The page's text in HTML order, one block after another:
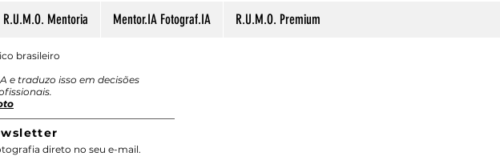
R.U.M.O. Mentoria Mentor.IA Fotograf.IA R.U.M.O. Premium
brasileiro
e traduzo isso em decisões
direto no seu e-mail.